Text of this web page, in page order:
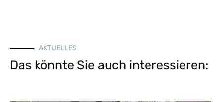
AKTUELLES
Das könnte Sie auch interessieren: